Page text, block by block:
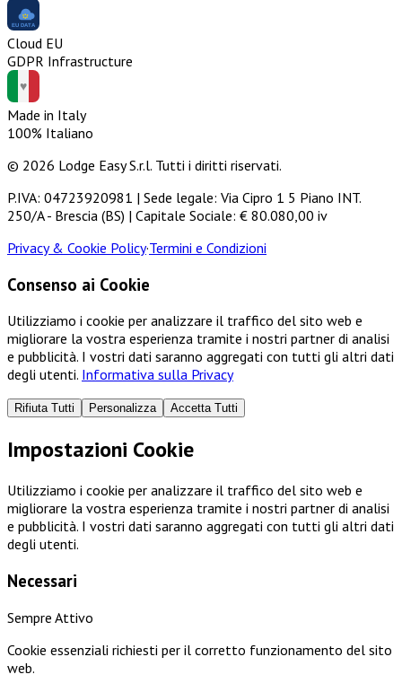
Cloud EU
GDPR Infrastructure
Made in Italy
100% Italiano
© 2026 Lodge Easy S.r.l. Tutti i diritti riservati.
P.IVA: 04723920981 | Sede legale: Via Cipro 1 5 Piano INT.
250/A - Brescia (BS) | Capitale Sociale: € 80.080,00 iv
Privacy & Cookie Policy·Termini e Condizioni
Consenso ai Cookie
Utilizziamo i cookie per analizzare il traffico del sito web e
migliorare la vostra esperienza tramite i nostri partner di analisi
e pubblicità. I vostri dati saranno aggregati con tutti gli altri dati
degli utenti. Informativa sulla Privacy
Rifiuta Tutti Personalizza Accetta Tutti
Impostazioni Cookie
Utilizziamo i cookie per analizzare il traffico del sito web e
migliorare la vostra esperienza tramite i nostri partner di analisi
e pubblicità. I vostri dati saranno aggregati con tutti gli altri dati
degli utenti.
Necessari
Sempre Attivo
Cookie essenziali richiesti per il corretto funzionamento del sito
web.